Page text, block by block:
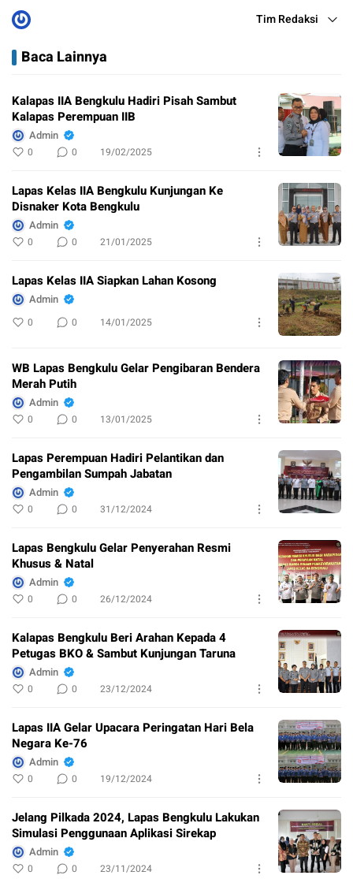
Tim Redaksi
Baca Lainnya
Kalapas IIA Bengkulu Hadiri Pisah Sambut
Kalapas Perempuan IIB
Admin
0 0 19/02/2025
Lapas Kelas IIA Bengkulu Kunjungan Ke
Disnaker Kota Bengkulu
Admin
0 0 21/01/2025
Lapas Kelas IIA Siapkan Lahan Kosong
Admin
0 0 14/01/2025
WB Lapas Bengkulu Gelar Pengibaran Bendera
Merah Putih
Admin
0 0 13/01/2025
Lapas Perempuan Hadiri Pelantikan dan
Pengambilan Sumpah Jabatan
Admin
0 0 31/12/2024
Lapas Bengkulu Gelar Penyerahan Resmi
Khusus & Natal
Admin
0 0 26/12/2024
Kalapas Bengkulu Beri Arahan Kepada 4
Petugas BKO & Sambut Kunjungan Taruna
Admin
0 0 23/12/2024
Lapas IIA Gelar Upacara Peringatan Hari Bela
Negara Ke-76
Admin
0 0 19/12/2024
Jelang Pilkada 2024, Lapas Bengkulu Lakukan
Simulasi Penggunaan Aplikasi Sirekap
Admin
0 0 23/11/2024